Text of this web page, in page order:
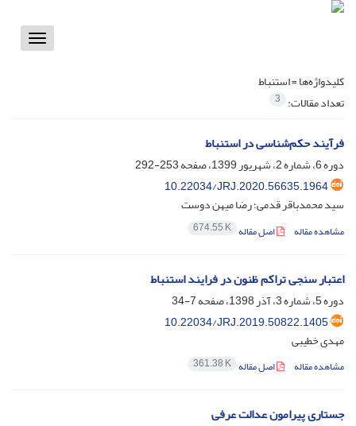
Toggle
کلیدواژه‌ها =استنباط
تعداد مقالات: 3
فرآیند حکم‌شناسی در استنباط
دوره 6، شماره 2، شهریور 1399، صفحه
253-292
10.22034/JRJ.2020.56635.1964
سید محمدباقر قدمی؛ رضا میهن دوست
مشاهده مقاله اصل مقاله 674.55 K
اعتبار سنجی تراکم ظنون در فرایند استنباط
دوره 5، شماره 3، آذر 1398، صفحه
7-34
10.22034/JRJ.2019.50822.1405
مهدی خطیبی
مشاهده مقاله اصل مقاله 361.38 K
جستاری پیرامون عدالت عرفی